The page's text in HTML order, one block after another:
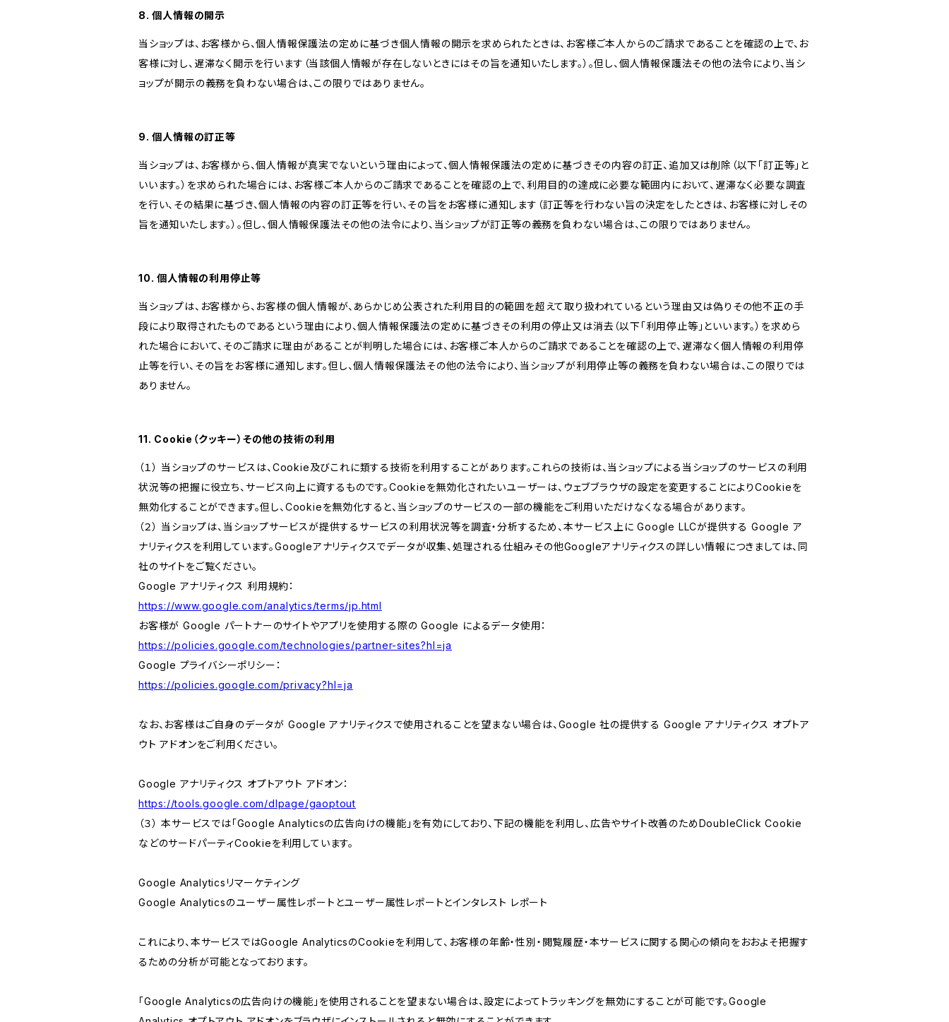
8. 個人情報の開示
当ショップは、お客様から、個人情報保護法の定めに基づき個人情報の開示を求められたときは、お客様ご本人からのご請求であることを確認の上で、お
客様に対し、遅滞なく開示を行います（当該個人情報が存在しないときにはその旨を通知いたします。）。但し、個人情報保護法その他の法令により、当シ
ョップが開示の義務を負わない場合は、この限りではありません。
9. 個人情報の訂正等
当ショップは、お客様から、個人情報が真実でないという理由によって、個人情報保護法の定めに基づきその内容の訂正、追加又は削除（以下「訂正等」と
いいます。）を求められた場合には、お客様ご本人からのご請求であることを確認の上で、利用目的の達成に必要な範囲内において、遅滞なく必要な調査
を行い、その結果に基づき、個人情報の内容の訂正等を行い、その旨をお客様に通知します（訂正等を行わない旨の決定をしたときは、お客様に対しその
旨を通知いたします。）。但し、個人情報保護法その他の法令により、当ショップが訂正等の義務を負わない場合は、この限りではありません。
10. 個人情報の利用停止等
当ショップは、お客様から、お客様の個人情報が、あらかじめ公表された利用目的の範囲を超えて取り扱われているという理由又は偽りその他不正の手
段により取得されたものであるという理由により、個人情報保護法の定めに基づきその利用の停止又は消去（以下「利用停止等」といいます。）を求めら
れた場合において、そのご請求に理由があることが判明した場合には、お客様ご本人からのご請求であることを確認の上で、遅滞なく個人情報の利用停
止等を行い、その旨をお客様に通知します。但し、個人情報保護法その他の法令により、当ショップが利用停止等の義務を負わない場合は、この限りでは
ありません。
11. Cookie（クッキー）その他の技術の利用
（１） 当ショップのサービスは、Cookie及びこれに類する技術を利用することがあります。これらの技術は、当ショップによる当ショップのサービスの利用
状況等の把握に役立ち、サービス向上に資するものです。Cookieを無効化されたいユーザーは、ウェブブラウザの設定を変更することによりCookieを
無効化することができます。但し、Cookieを無効化すると、当ショップのサービスの一部の機能をご利用いただけなくなる場合があります。
（２） 当ショップは、当ショップサービスが提供するサービスの利用状況等を調査・分析するため、本サービス上に Google LLCが提供する Google ア
ナリティクスを利用しています。Googleアナリティクスでデータが収集、処理される仕組みその他Googleアナリティクスの詳しい情報につきましては、同
社のサイトをご覧ください。
Google アナリティクス 利用規約：
https://www.google.com/analytics/terms/jp.html
お客様が Google パートナーのサイトやアプリを使用する際の Google によるデータ使用：
https://policies.google.com/technologies/partner-sites?hl=ja
Google プライバシーポリシー：
https://policies.google.com/privacy?hl=ja
なお、お客様はご自身のデータが Google アナリティクスで使用されることを望まない場合は、Google 社の提供する Google アナリティクス オプトア
ウト アドオンをご利用ください。
Google アナリティクス オプトアウト アドオン：
https://tools.google.com/dlpage/gaoptout
（３） 本サービスでは「Google Analyticsの広告向けの機能」を有効にしており、下記の機能を利用し、広告やサイト改善のためDoubleClick Cookie
などのサードパーティCookieを利用しています。
Google Analyticsリマーケティング
Google Analyticsのユーザー属性レポートとユーザー属性レポートとインタレスト レポート
これにより、本サービスではGoogle AnalyticsのCookieを利用して、お客様の年齢・性別・閲覧履歴・本サービスに関する関心の傾向をおおよそ把握す
るための分析が可能となっております。
「Google Analyticsの広告向けの機能」を使用されることを望まない場合は、設定によってトラッキングを無効にすることが可能です。Google